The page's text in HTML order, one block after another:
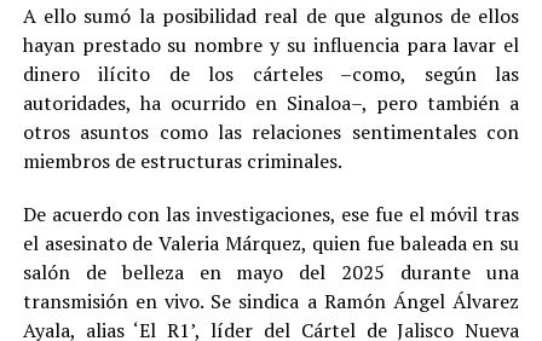
A ello sumó la posibilidad real de que algunos de ellos
hayan prestado su nombre y su influencia para lavar el
dinero ilícito de los cárteles –como, según las
autoridades, ha ocurrido en Sinaloa–, pero también a
otros asuntos como las relaciones sentimentales con
miembros de estructuras criminales.
De acuerdo con las investigaciones, ese fue el móvil tras
el asesinato de Valeria Márquez, quien fue baleada en su
salón de belleza en mayo del 2025 durante una
transmisión en vivo. Se sindica a Ramón Ángel Álvarez
Ayala, alias ‘El R1’, líder del Cártel de Jalisco Nueva